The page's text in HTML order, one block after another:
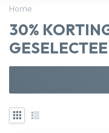
Home
30%